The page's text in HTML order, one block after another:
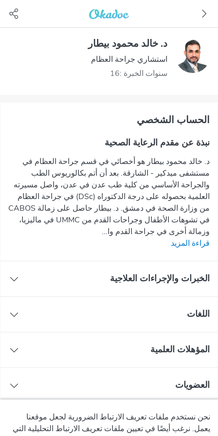
د. خالد محمود بيطار
استشاري جراحة العظام
سنوات الخبرة :16
اﻟﺤﺴﺎﺏ اﻟﺸﺨﺼﻲ
نبذة عن مقدم الرعاية الصحية
د. خالد محمود بيطار هو أخصائي في قسم جراحة العظام في
مستشفى ميدكير - الشارقة. بعد أن أتم بكالوريوس الطب
والجراحة الأساسي من كلية طب عدن في عدن، واصل مسيرته
العلمية بحصوله على درجة الدكتوراه (DSc) في جراحة العظام
من وزارة الصحة في دمشق. د. بيطار حاصل على زمالة CABOS
في تشوهات الأطفال وجراحات القدم من UMMC في ماليزيا،
وزمالة أخرى في جراحة القدم وا...
قراءة المزيد
الخبرات والإجراءات العلاجية
اللغات
المؤهلات العلمية
العضويات
نحن نستخدم ملفات تعريف الارتباط الضرورية لجعل موقعنا
يعمل. نرغب أيضًا في تعيين ملفات تعريف الارتباط التحليلية التي